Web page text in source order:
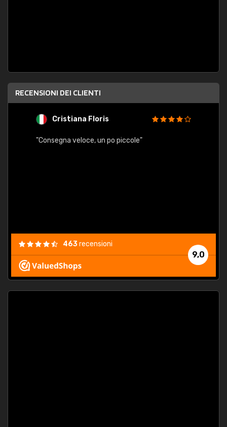
RECENSIONI DEI CLIENTI
Cristiana Floris
"Consegna veloce, un po piccole"
9,0
463recensioni